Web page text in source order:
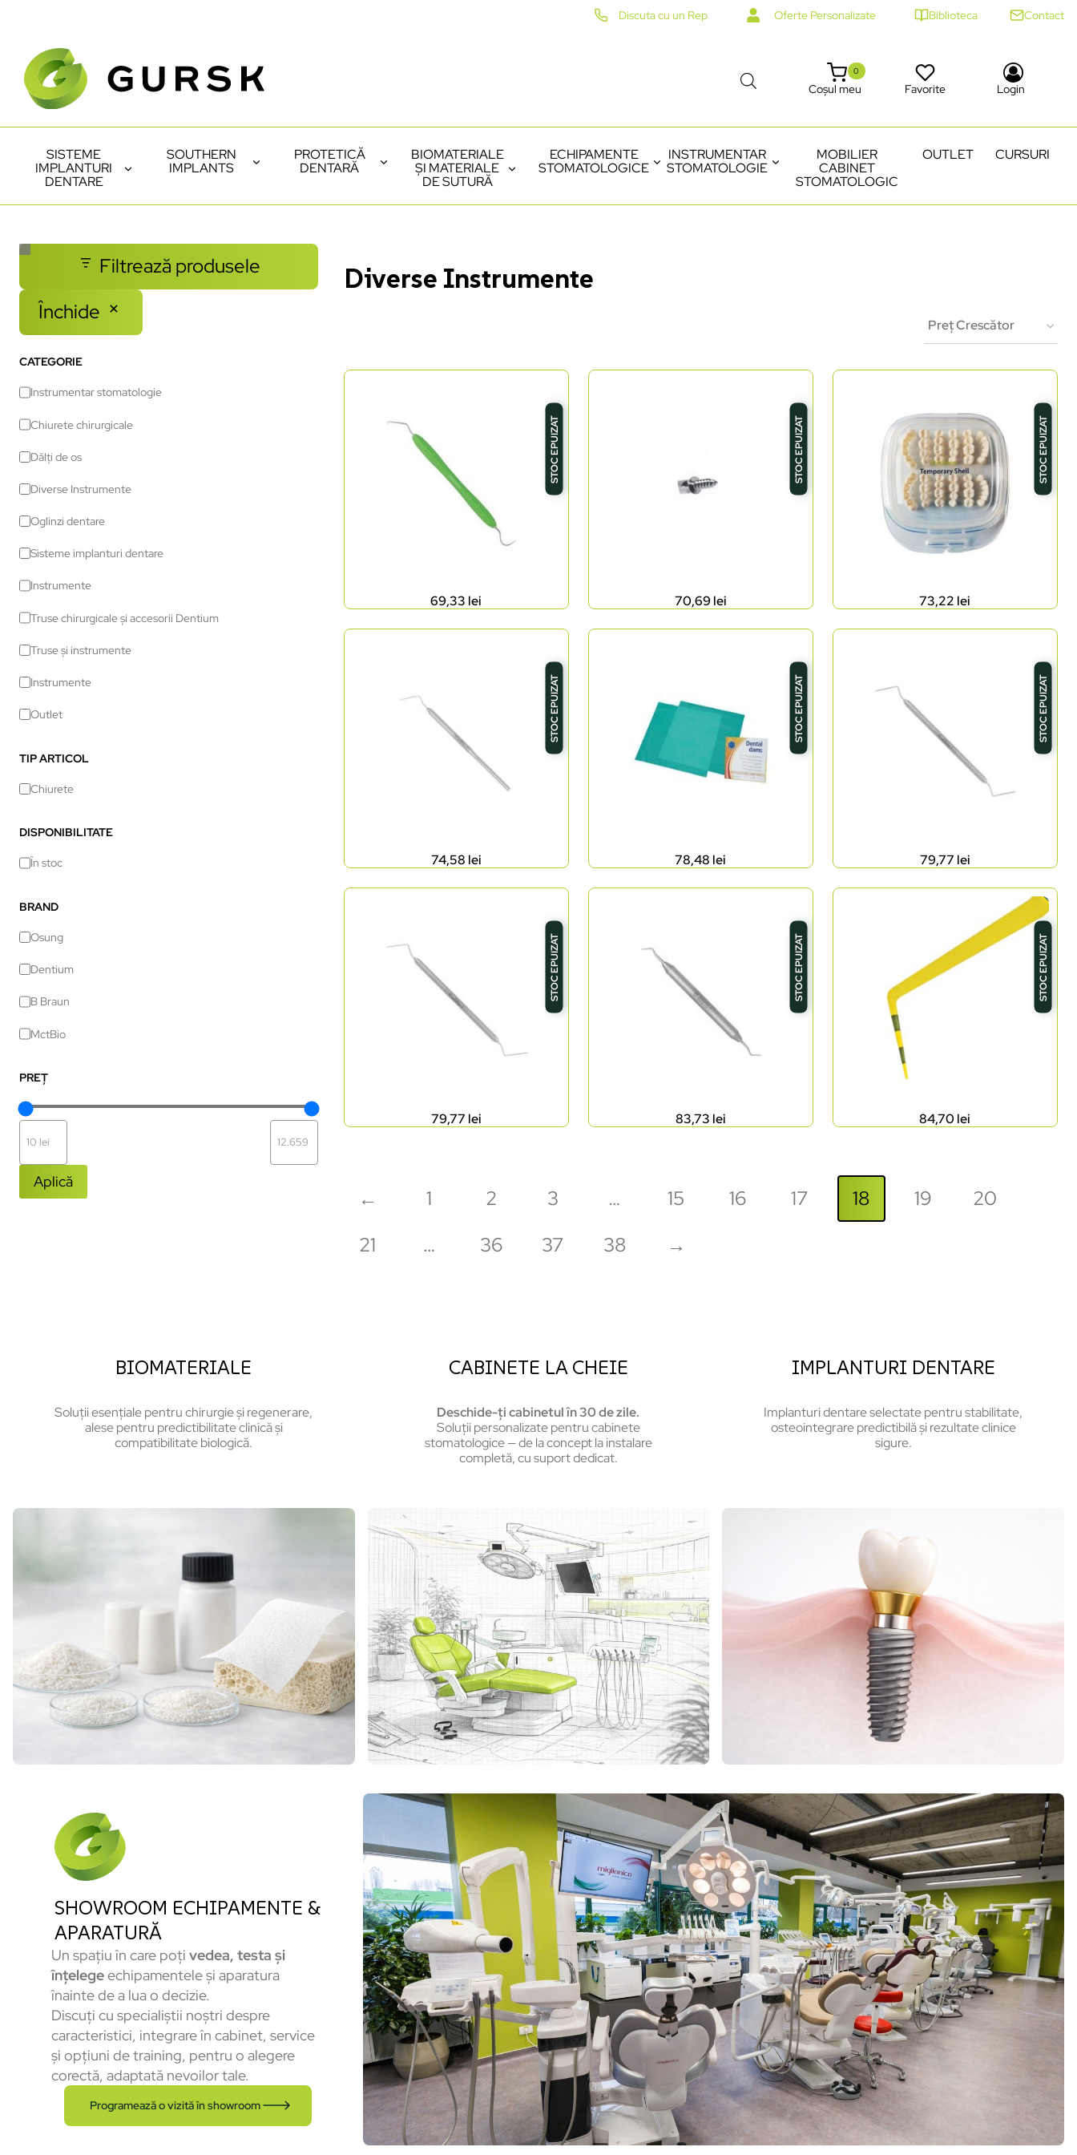
Discuta cu un Rep Oferte Personalizate Biblioteca Contact
Coșul meu
0
Favorite Login
SISTEME
IMPLANTURI
DENTARE
SOUTHERN
IMPLANTS
PROTETICĂ
DENTARĂ
BIOMATERIALE
ȘI MATERIALE
DE SUTURĂ
ECHIPAMENTE
STOMATOLOGICE
INSTRUMENTAR
STOMATOLOGIE
MOBILIER
CABINET
STOMATOLOGIC
OUTLET CURSURI
Filtrează produsele
Închide
CATEGORIE
Instrumentar stomatologie
Chiurete chirurgicale
Dălți de os
Diverse Instrumente
Oglinzi dentare
Sisteme implanturi dentare
Instrumente
Truse chirurgicale și accesorii Dentium
Truse și instrumente
Instrumente
Outlet
TIP ARTICOL
Chiurete
DISPONIBILITATE
În stoc
BRAND
Osung
Dentium
B Braun
MctBio
PREȚ
Aplică
Diverse Instrumente
STOC EPUIZAT
69,33 lei
STOC EPUIZAT
70,69lei
STOC EPUIZAT
73,22 lei
STOC EPUIZAT
74,58 lei
STOC EPUIZAT
78,48 lei
STOC EPUIZAT
79,77 lei
STOC EPUIZAT
79,77 lei
STOC EPUIZAT
83,73 lei
STOC EPUIZAT
84,70 lei
← 1 2 3 … 15 16 17 18 19
20
21
… 36 37 38 →
BIOMATERIALE
Soluții esențiale pentru chirurgie și regenerare,
alese pentru predictibilitate clinică și
compatibilitate biologică.
CABINETE LA CHEIE
Deschide-ți cabinetul în 30 de zile.
Soluții personalizate pentru cabinete
stomatologice — de la concept la instalare
completă, cu suport dedicat.
IMPLANTURI DENTARE
Implanturi dentare selectate pentru stabilitate,
osteointegrare predictibilă și rezultate clinice
sigure.
SHOWROOM ECHIPAMENTE &
APARATURĂ
Un spațiu în care poți vedea, testa și
înțelegeechipamentele și aparatura
înainte de a lua o decizie.
Discuți cu specialiștii noștri despre
caracteristici, integrare în cabinet, service
și opțiuni de training, pentru o alegere
corectă, adaptată nevoilor tale.
Programează o vizită în showroom